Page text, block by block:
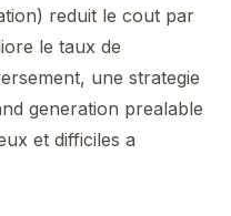
reduit le cout par
le taux de
une strategie
generation prealable
et difficiles a